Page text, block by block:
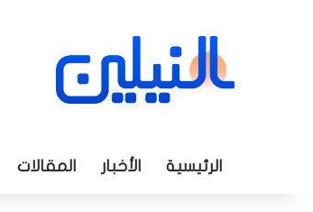
الرئيسية الأخبار المقالات